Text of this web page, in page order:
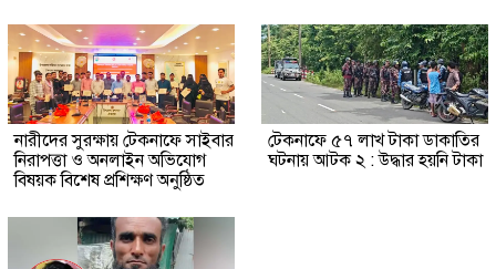
নারীদের সুরক্ষায় টেকনাফে সাইবার
নিরাপত্তা ও অনলাইন অভিযোগ
বিষয়ক বিশেষ প্রশিক্ষণ অনুষ্ঠিত
টেকনাফে ৫৭ লাখ টাকা ডাকাতির
ঘটনায় আটক ২ : উদ্ধার হয়নি টাকা